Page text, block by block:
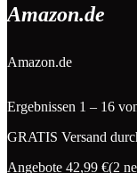
Amazon.de
Amazon.de
Ergebnissen 1 – 16
GRATIS Versand
Angebote 42,99 €(2